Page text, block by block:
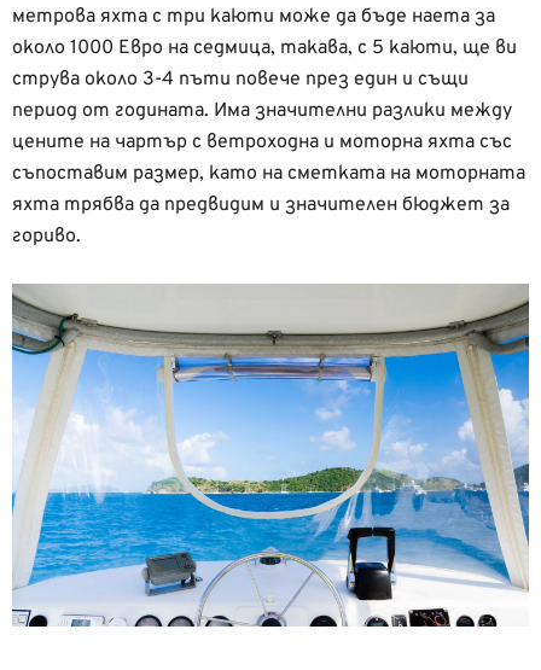
метрова яхта с три каюти може да бъде наета за
около 1000 Евро на седмица, такава, с 5 каюти, ще ви
струва около 3-4 пъти повече през един и същи
период от годината. Има значителни разлики между
цените на чартър с ветроходна и моторна яхта със
съпоставим размер, като на сметката на моторната
яхта трябва да предвидим и значителен бюджет за
гориво.